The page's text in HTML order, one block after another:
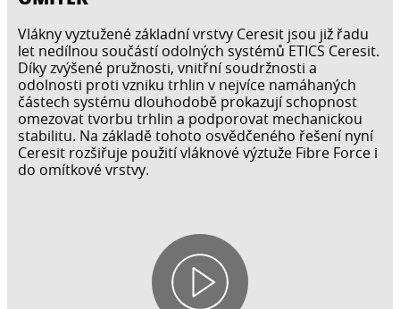
Vlákny vyztužené základní vrstvy Ceresit jsou již řadu
let nedílnou součástí odolných systémů ETICS Ceresit.
Díky zvýšené pružnosti, vnitřní soudržnosti a
odolnosti proti vzniku trhlin v nejvíce namáhaných
částech systému dlouhodobě prokazují schopnost
omezovat tvorbu trhlin a podporovat mechanickou
stabilitu. Na základě tohoto osvědčeného řešení nyní
Ceresit rozšiřuje použití vláknové výztuže Fibre Force i
do omítkové vrstvy.